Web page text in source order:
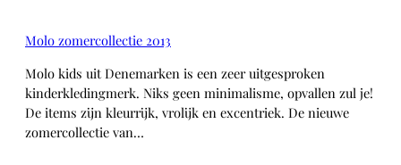
Molo zomercollectie 2013
Molo kids uit Denemarken is een zeer uitgesproken
kinderkledingmerk. Niks geen minimalisme, opvallen zul je!
De items zijn kleurrijk, vrolijk en excentriek. De nieuwe
zomercollectie van…